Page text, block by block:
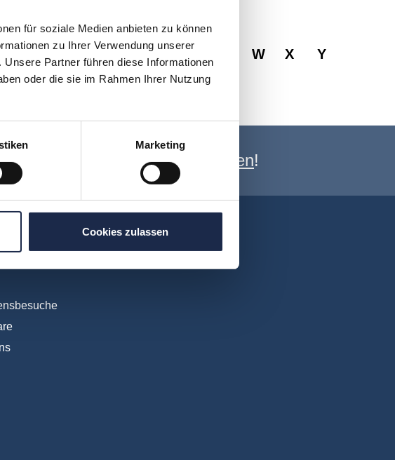
für soziale Medien anbieten zu können
zu Ihrer Verwendung unserer
Partner führen diese Informationen
oder die sie im Rahmen Ihrer Nutzung
Marketing
Cookies zulassen
P Q R S T U W X Y
Akademie Newsletter anmelden!